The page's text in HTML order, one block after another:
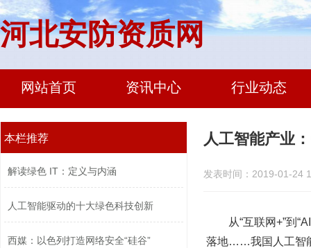
河北安防资质网
网站首页 资讯中心 行业动态
本栏推荐
解读绿色 IT：定义与内涵
人工智能驱动的十大绿色科技创新
西媒：以色列打造网络安全“硅谷”
人工智能产业
发表时间：2019-01-24
从“互联网+”到
落地……我国人工智